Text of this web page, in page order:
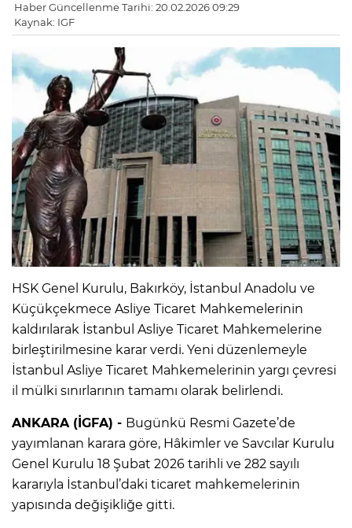
Haber Güncellenme Tarihi: 20.02.2026 09:29
Kaynak: IGF
HSK Genel Kurulu, Bakırköy, İstanbul Anadolu ve
Küçükçekmece Asliye Ticaret Mahkemelerinin
kaldırılarak İstanbul Asliye Ticaret Mahkemelerine
birleştirilmesine karar verdi. Yeni düzenlemeyle
İstanbul Asliye Ticaret Mahkemelerinin yargı çevresi
il mülki sınırlarının tamamı olarak belirlendi.
ANKARA (İGFA) - Bugünkü Resmi Gazete’de
yayımlanan karara göre, Hâkimler ve Savcılar Kurulu
Genel Kurulu 18 Şubat 2026 tarihli ve 282 sayılı
kararıyla İstanbul’daki ticaret mahkemelerinin
yapısında değişikliğe gitti.